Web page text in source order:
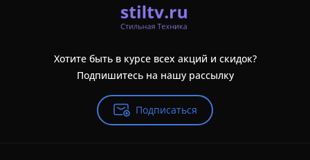
Хотите быть в курсе всех акций и скидок?
Подпишитесь на нашу рассылку
Подписаться